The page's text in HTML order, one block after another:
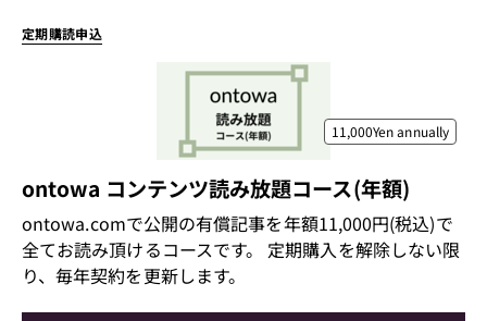
定期購読申込
11,000Yenannually
ontowa コンテンツ読み放題コース(年額)
ontowa.comで公開の有償記事を年額11,000円(税込)で
全てお読み頂けるコースです。 定期購入を解除しない限
り、毎年契約を更新します。